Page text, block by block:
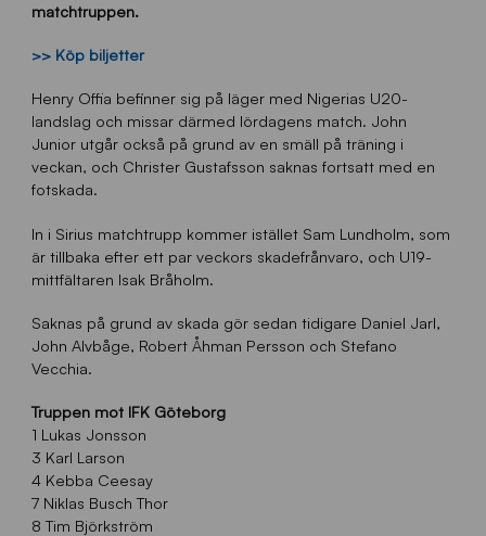
matchtruppen.
>> Köp biljetter
Henry Offia befinner sig på läger med Nigerias U20-
landslag och missar därmed lördagens match. John
Junior utgår också på grund av en smäll på träning i
veckan, och Christer Gustafsson saknas fortsatt med en
fotskada.
In i Sirius matchtrupp kommer istället Sam Lundholm, som
är tillbaka efter ett par veckors skadefrånvaro, och U19-
mittfältaren Isak Bråholm.
Saknas på grund av skada gör sedan tidigare Daniel Jarl,
John Alvbåge, Robert Åhman Persson och Stefano
Vecchia.
Truppen mot IFK Göteborg
1 Lukas Jonsson
3 Karl Larson
4 Kebba Ceesay
7 Niklas Busch Thor
8 Tim Björkström